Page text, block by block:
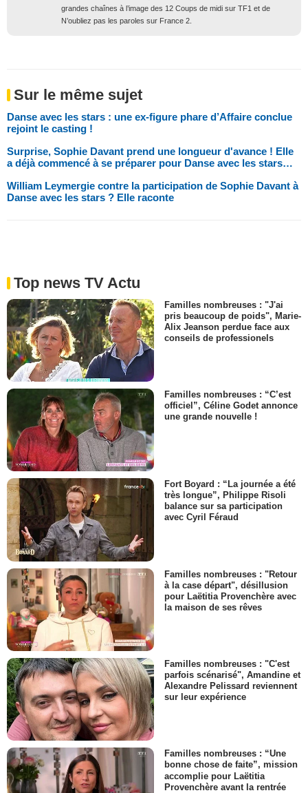
grandes chaînes à l’image des 12 Coups de midi sur TF1 et de
N’oubliez pas les paroles sur France 2.
Sur le même sujet
Danse avec les stars : une ex-figure phare d’Affaire conclue
rejoint le casting !
Surprise, Sophie Davant prend une longueur d'avance ! Elle
a déjà commencé à se préparer pour Danse avec les stars…
William Leymergie contre la participation de Sophie Davant à
Danse avec les stars ? Elle raconte
Top news TV Actu
Familles nombreuses : "J'ai
pris beaucoup de poids", Marie-
Alix Jeanson perdue face aux
conseils de professionels
Familles nombreuses : “C’est
officiel”, Céline Godet annonce
une grande nouvelle !
Fort Boyard : “La journée a été
très longue”, Philippe Risoli
balance sur sa participation
avec Cyril Féraud
Familles nombreuses : "Retour
à la case départ", désillusion
pour Laëtitia Provenchère avec
la maison de ses rêves
Familles nombreuses : "C'est
parfois scénarisé", Amandine et
Alexandre Pelissard reviennent
sur leur expérience
Familles nombreuses : “Une
bonne chose de faite”, mission
accomplie pour Laëtitia
Provenchère avant la rentrée